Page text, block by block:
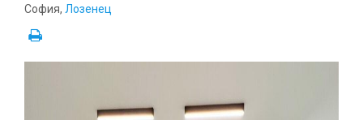
София, Лозенец